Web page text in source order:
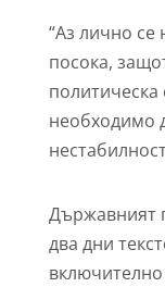
“Аз лично се
посока,
необходимо
Държавният
два дни